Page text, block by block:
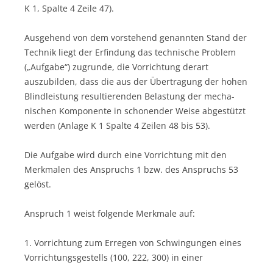
K 1, Spalte 4 Zeile 47).
Ausgehend von dem vorstehend genannten Stand der
Technik liegt der Erfindung das technische Problem
(„Aufgabe“) zugrunde, die Vorrichtung derart
auszubilden, dass die aus der Übertragung der hohen
Blindleistung resultierenden Belastung der mecha­
nischen Komponente in schonender Weise abgestützt
werden (Anlage K 1 Spalte 4 Zeilen 48 bis 53).
Die Aufgabe wird durch eine Vorrichtung mit den
Merkmalen des Anspruchs 1 bzw. des Anspruchs 53
gelöst.
Anspruch 1 weist folgende Merkmale auf:
1. Vorrichtung zum Erregen von Schwingungen eines
Vorrichtungsgestells (100, 222, 300) in einer